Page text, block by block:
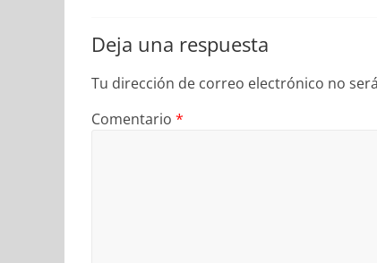
Deja una respuesta
Tu dirección de correo electrónico no
Comentario *